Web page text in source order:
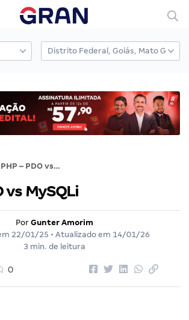
PHP – PDO vs MySQLi
vs MySQLi
Por Gunter Amorim
22/01/25 • Atualizado em 14/01/26
3 min. de leitura
0